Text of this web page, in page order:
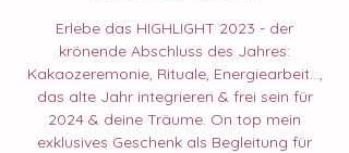
Erlebe das HIGHLIGHT 2023 - der
krönende Abschluss des Jahres:
Kakaozeremonie, Rituale, Energiearbeit...,
das alte Jahr integrieren & frei sein für
2024 & deine Träume. On top mein
exklusives Geschenk als Begleitung für